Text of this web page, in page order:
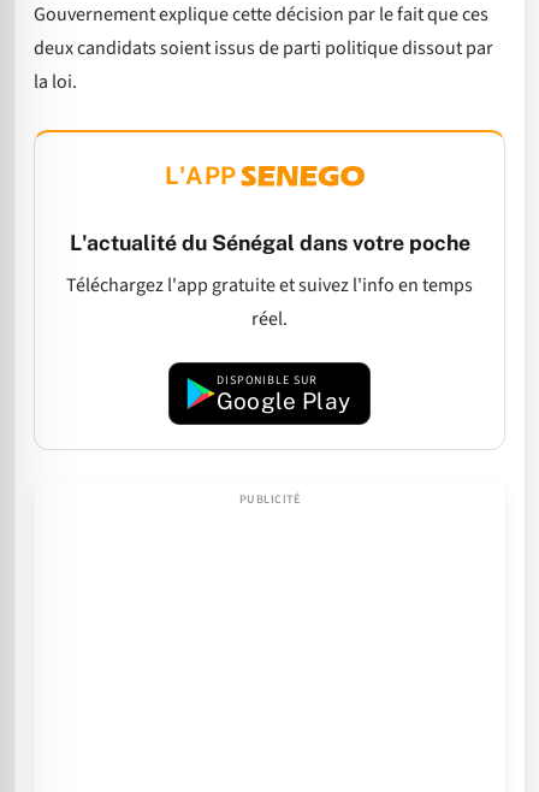
Gouvernement explique cette décision par le fait que ces
deux candidats soient issus de parti politique dissout par
la loi.
L'APP
L'actualité du Sénégal dans votre poche
Téléchargez l'app gratuite et suivez l'info en temps
réel.
DISPONIBLE SUR
Google Play